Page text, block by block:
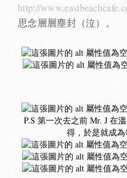
http://
思念層層塵封（泣）。
P.S 第一次去之前 Mr. J 在
得，於是就成為